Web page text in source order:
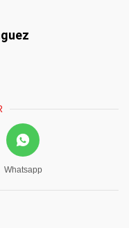
Whatsapp